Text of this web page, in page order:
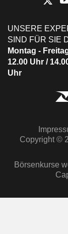
UNSERE
SIND FÜR SIE
Montag -
12.00 Uhr /
Uhr
Copyright ©
Börsenkurse